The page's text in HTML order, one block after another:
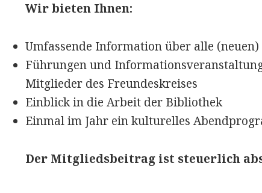
Wir bieten Ihnen:
Umfassende Information über alle (neuen)
Führungen und
Mitglieder des Freundeskreises
Einblick in die Arbeit der Bibliothek
Einmal im Jahr ein kulturelles
Der Mitgliedsbeitrag ist steuerlich